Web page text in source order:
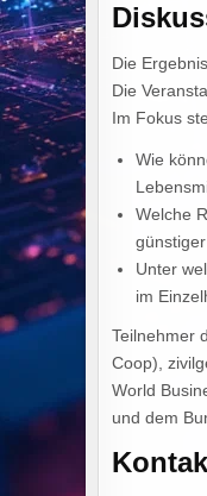
Die
Die
Im Fokus
Wie
Welche
Unter
im
Teilnehmer
Coop),
World
und dem